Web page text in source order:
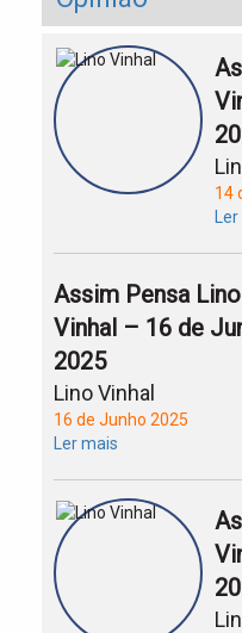
14
Assim Pensa Lino
Vinhal – 16 de
2025
Lino Vinhal
16 de Junho 2025
Ler mais